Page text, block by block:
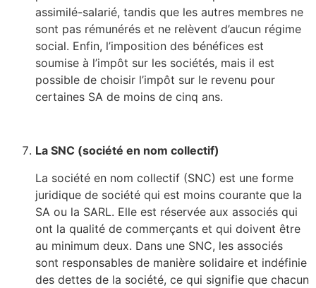
assimilé-salarié, tandis que les autres membres ne
sont pas rémunérés et ne relèvent d’aucun régime
social. Enfin, l’imposition des bénéfices est
soumise à l’impôt sur les sociétés, mais il est
possible de choisir l’impôt sur le revenu pour
certaines SA de moins de cinq ans.
La SNC (société en nom collectif)
La société en nom collectif (SNC) est une forme
juridique de société qui est moins courante que la
SA ou la SARL. Elle est réservée aux associés qui
ont la qualité de commerçants et qui doivent être
au minimum deux. Dans une SNC, les associés
sont responsables de manière solidaire et indéfinie
des dettes de la société, ce qui signifie que chacun